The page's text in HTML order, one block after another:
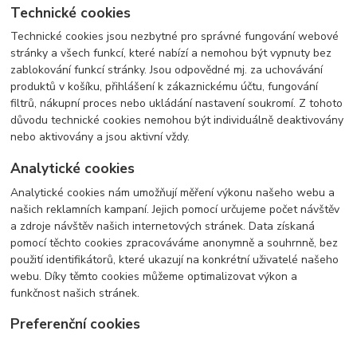
Technické cookies
Technické cookies jsou nezbytné pro správné fungování webové
stránky a všech funkcí, které nabízí a nemohou být vypnuty bez
zablokování funkcí stránky. Jsou odpovědné mj. za uchovávání
produktů v košíku, přihlášení k zákaznickému účtu, fungování
filtrů, nákupní proces nebo ukládání nastavení soukromí. Z tohoto
důvodu technické cookies nemohou být individuálně deaktivovány
nebo aktivovány a jsou aktivní vždy.
Analytické cookies
Analytické cookies nám umožňují měření výkonu našeho webu a
našich reklamních kampaní. Jejich pomocí určujeme počet návštěv
a zdroje návštěv našich internetových stránek. Data získaná
pomocí těchto cookies zpracováváme anonymně a souhrnně, bez
použití identifikátorů, které ukazují na konkrétní uživatelé našeho
webu. Díky těmto cookies můžeme optimalizovat výkon a
funkčnost našich stránek.
Preferenční cookies